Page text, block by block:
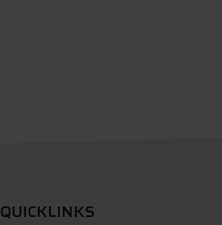
QUICKLINKS